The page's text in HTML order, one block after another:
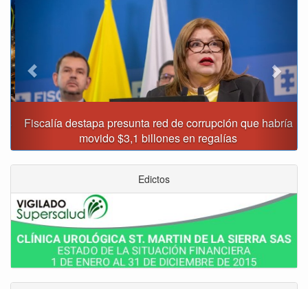
Fiscalía destapa presunta red de corrupción que habría
movido $3,1 billones en regalías
Edictos